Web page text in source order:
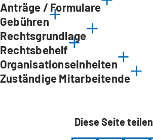
Anträge / Formulare
Gebühren
Rechtsgrundlage
Rechtsbehelf
Organisationseinheiten
Zuständige Mitarbeitende
Diese Seite teilen